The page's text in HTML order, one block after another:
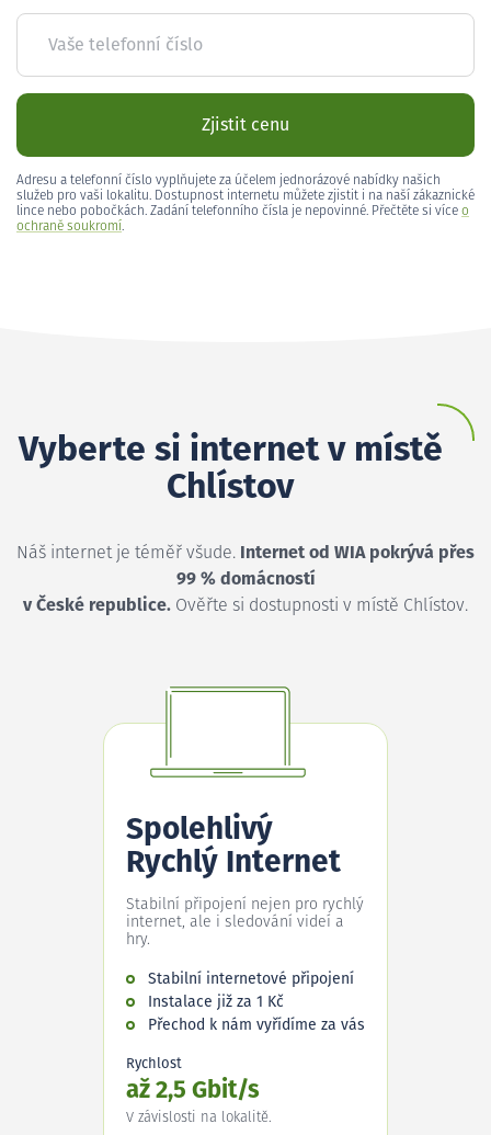
Vaše telefonní číslo
Zjistit cenu
Adresu a telefonní číslo vyplňujete za účelem jednorázové nabídky našich
služeb pro vaši lokalitu. Dostupnost internetu můžete zjistit i na naší zákaznické
lince nebo pobočkách. Zadání telefonního čísla je nepovinné. Přečtěte si více o
ochraně soukromí.
Vyberte si internet v místě
Chlístov
Náš internet je téměř všude. Internet od WIA pokrývá přes
99 % domácností
v České republice. Ověřte si dostupnosti v místě Chlístov.
Spolehlivý
Rychlý Internet
Stabilní připojení nejen pro rychlý
internet, ale i sledování videí a
hry.
Stabilní internetové připojení
Instalace již za 1 Kč
Přechod k nám vyřídíme za vás
Rychlost
až 2,5 Gbit/s
V závislosti na lokalitě.